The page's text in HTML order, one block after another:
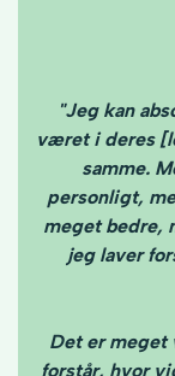
"Jeg kan
været i deres
samme.
personligt,
meget bedre,
jeg laver
Det er
forstår, hvor